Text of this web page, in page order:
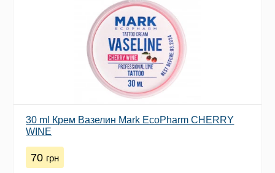
30 ml Крем Вазелин Mark EcoPharm CHERRY
WINE
70 грн